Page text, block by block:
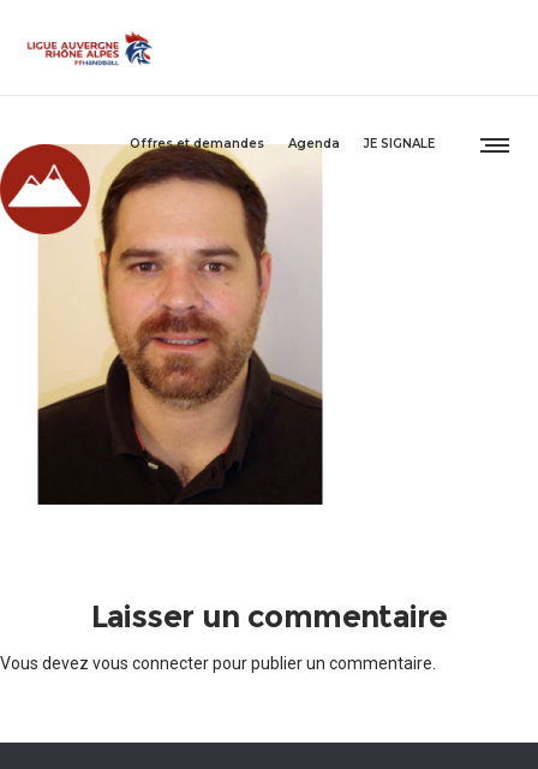
Offres et demandes Agenda JE SIGNALE
Laisser un commentaire
Vous devez vous connecterpour publier un commentaire.